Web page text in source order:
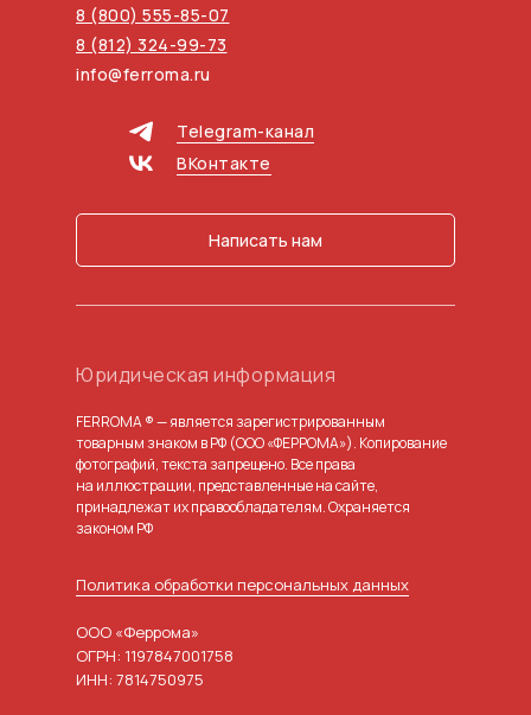
ООО «Феррома»
ОГРН: 1197847001758
ИНН: 7814750975
FERROMA ® — является зарегистрированным
товарным знаком в РФ (ООО «ФЕРРОМА»). Копирование
фотографий, текста запрещено. Все права
на иллюстрации, представленные на сайте,
принадлежат их правообладателям. Охраняется
законом РФ
Юридическая информация
8 (800) 555-85-07
8 (812) 324-99-73
info@ferroma.ru
Telegram-канал
Политика обработки персональных данных
Написать нам
ВКонтакте